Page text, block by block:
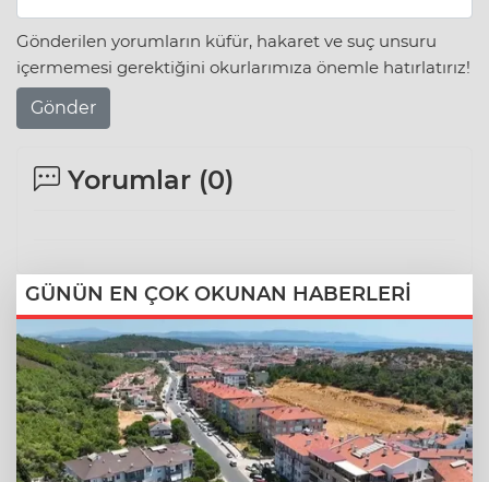
Gönderilen yorumların küfür, hakaret ve suç unsuru
içermemesi gerektiğini okurlarımıza önemle hatırlatırız!
Gönder
Yorumlar (0)
GÜNÜN EN ÇOK OKUNAN HABERLERİ